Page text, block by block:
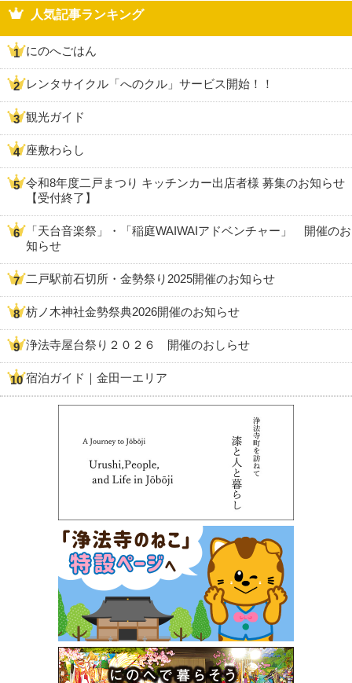
人気記事ランキング
にのへごはん
レンタサイクル「へのクル」サービス開始！！
観光ガイド
座敷わらし
令和8年度二戸まつり キッチンカー出店者様 募集のお知らせ
【受付終了】
「天台音楽祭」・「稲庭WAIWAIアドベンチャー」 開催のお
知らせ
二戸駅前石切所・金勢祭り2025開催のお知らせ
枋ノ木神社金勢祭典2026開催のお知らせ
浄法寺屋台祭り２０２６ 開催のおしらせ
宿泊ガイド｜金田一エリア